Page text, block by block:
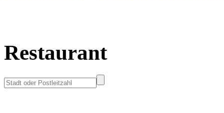
Restaurant